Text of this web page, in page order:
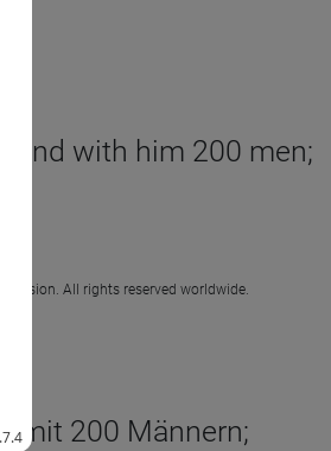
and with him 200 men;
All rights reserved worldwide.
mit 200 Männern;